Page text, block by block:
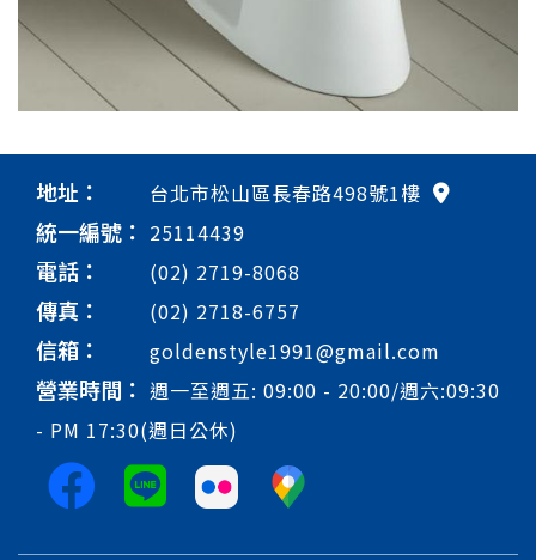
地址： 台北市松山區長春路498號1樓
統一編號： 25114439
電話： (02) 2719-8068
傳真： (02) 2718-6757
信箱： goldenstyle1991@gmail.com
營業時間： 週一至週五: 09:00 - 20:00/週六:09:30
- PM 17:30(週日公休)